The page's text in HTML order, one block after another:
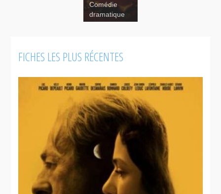
Comédie
dramatique
FICHES LES PLUS RÉCENTES